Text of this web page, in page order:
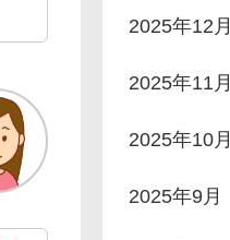
2025年12月
2025年11月
2025年10月
2025年9月